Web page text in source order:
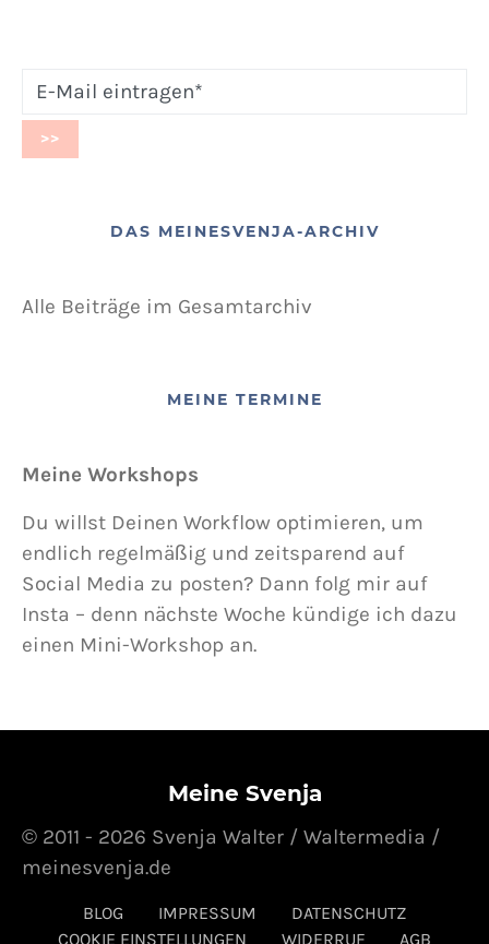
DAS MEINESVENJA-ARCHIV
Alle Beiträge im Gesamtarchiv
MEINE TERMINE
Meine Workshops
Du willst Deinen Workflow optimieren, um
endlich regelmäßig und zeitsparend auf
Social Media zu posten? Dann folg mir auf
Insta – denn nächste Woche kündige ich dazu
einen Mini-Workshop an.
Meine Svenja
BLOG IMPRESSUM
DATENSCHUTZ
COOKIE EINSTELLUNGEN
WIDERRUF AGB
© 2011 - 2026 Svenja Walter / Waltermedia /
meinesvenja.de